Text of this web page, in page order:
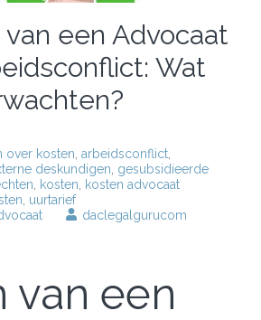
een Advocaat
Wat
over kosten arbeidsconflict
deskundigen gesubsidieerde
kosten
kosten advocaat
uurtarief
daclegalgurucom
van een